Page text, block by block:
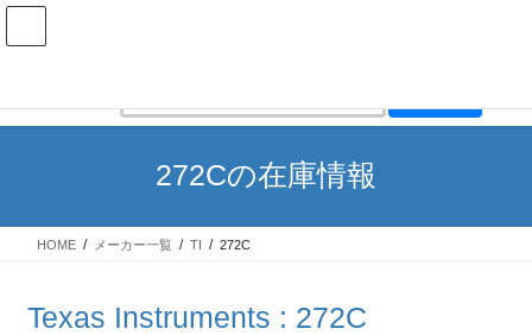
コ
ツ
ナ
シ
272Cの在庫情報
HOME メーカー一覧 TI 272C
Texas Instruments : 272C